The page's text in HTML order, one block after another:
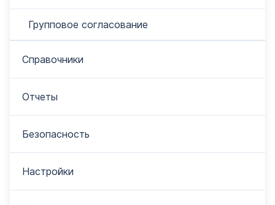
Групповое согласование
Справочники
Отчеты
Безопасность
Настройки